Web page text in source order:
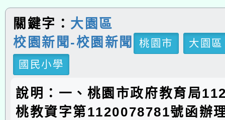
關鍵字： 大園區
校園新聞-校園新聞
桃園市
大園區
國民小學
說明：一、桃園市政府教育局
桃教資字第1120078781號函辦